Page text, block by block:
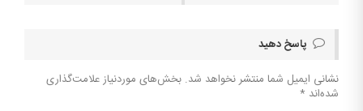
پاسخ دهید
نشانی ایمیل شما منتشر نخواهد شد. بخش‌های موردنیاز علامت‌گذاری
شده‌اند *